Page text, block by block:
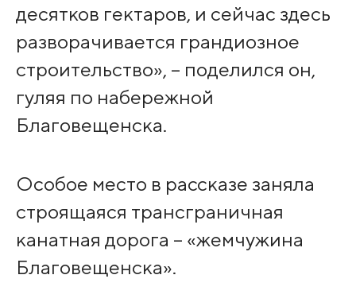
десятков гектаров, и сейчас здесь
разворачивается грандиозное
строительство», – поделился он,
гуляя по набережной
Благовещенска.
Особое место в рассказе заняла
строящаяся трансграничная
канатная дорога – «жемчужина
Благовещенска».